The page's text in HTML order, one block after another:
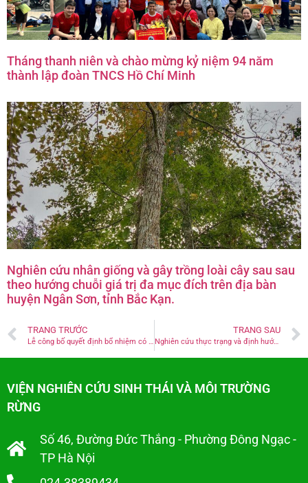
Tháng thanh niên và chào mừng kỷ niệm 94 năm
thành lập đoàn TNCS Hồ Chí Minh
Nghiên cứu nhân giống và gây trồng loài cây sau sau
theo hướng chuỗi giá trị đa mục đích trên địa bàn
huyện Ngân Sơn, tỉnh Bắc Kạn.
TRANG TRƯỚC
Lễ công bố quyết định bổ nhiệm có thời hạn Viện trưởng Viện Nghiên cứu Sinh thái và Môi trường rừng
TRANG SAU
Nghiên cứu thực trạng và định hướng phát triển cây Quế (Cinnamomum cassia. Presl) tại tỉnh Bắc Kạn
VIỆN NGHIÊN CỨU SINH THÁI VÀ MÔI TRƯỜNG
RỪNG
Số 46, Đường Đức Thắng - Phường Đông Ngạc -
TP Hà Nội